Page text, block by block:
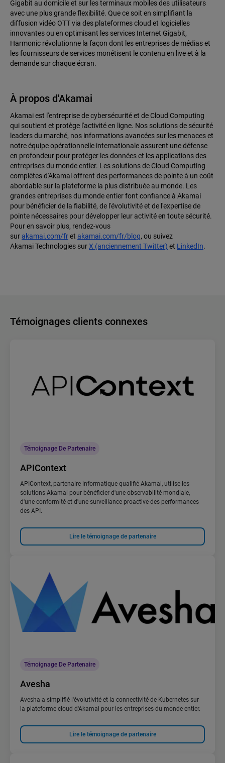
Gigabit au domicile et sur les terminaux mobiles des utilisateurs
avec une plus grande flexibilité. Que ce soit en simplifiant la
diffusion vidéo OTT via des plateformes cloud et logicielles
innovantes ou en optimisant les services Internet Gigabit,
Harmonic révolutionne la façon dont les entreprises de médias et
les fournisseurs de services monétisent le contenu en live et à la
demande sur chaque écran.
À propos d'Akamai
Akamai est l'entreprise de cybersécurité et de Cloud Computing
qui soutient et protège l'activité en ligne. Nos solutions de sécurité
leaders du marché, nos informations avancées sur les menaces et
notre équipe opérationnelle internationale assurent une défense
en profondeur pour protéger les données et les applications des
entreprises du monde entier. Les solutions de Cloud Computing
complètes d'Akamai offrent des performances de pointe à un coût
abordable sur la plateforme la plus distribuée au monde. Les
grandes entreprises du monde entier font confiance à Akamai
pour bénéficier de la fiabilité, de l'évolutivité et de l'expertise de
pointe nécessaires pour développer leur activité en toute sécurité.
Pour en savoir plus, rendez-vous
surakamai.com/fret akamai.com/fr/blog, ou suivez
Akamai Technologies surX (anciennement Twitter) et LinkedIn.
Témoignages clients connexes
Témoignage De Partenaire
APIContext
APIContext, partenaire informatique qualifié Akamai, utilise les
solutions Akamai pour bénéficier d'une observabilité mondiale,
d'une conformité et d'une surveillance proactive des performances
des API.
Lire le témoignage de partenaire
Témoignage De Partenaire
Avesha
Avesha a simplifié l'évolutivité et la connectivité de Kubernetes sur
la plateforme cloud d'Akamai pour les entreprises du monde entier.
Lire le témoignage de partenaire